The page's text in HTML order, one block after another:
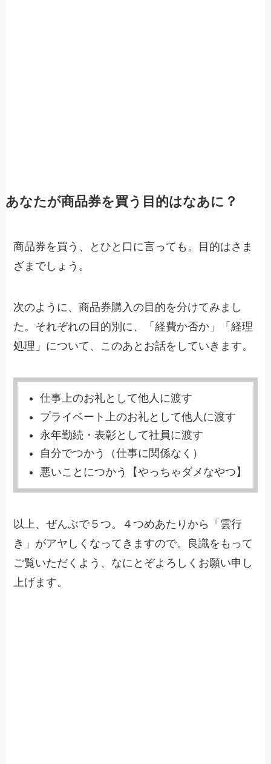
あなたが商品券を買う目的はなあに？
商品券を買う、とひと口に言っても。目的はさま
ざまでしょう。
次のように、商品券購入の目的を分けてみまし
た。それぞれの目的別に、「経費か否か」「経理
処理」について、このあとお話をしていきます。
仕事上のお礼として他人に渡す
プライベート上のお礼として他人に渡す
永年勤続・表彰として社員に渡す
自分でつかう（仕事に関係なく）
悪いことにつかう【やっちゃダメなやつ】
以上、ぜんぶで５つ。４つめあたりから「雲行
き」がアヤしくなってきますので。良識をもって
ご覧いただくよう、なにとぞよろしくお願い申し
上げます。